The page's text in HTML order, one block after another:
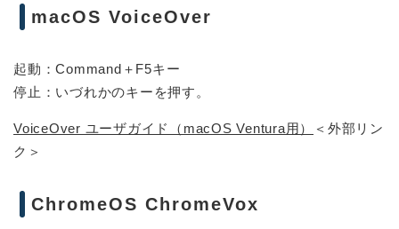
macOS VoiceOver
起動：Command＋F5キー
停止：いづれかのキーを押す。
VoiceOver ユーザガイド（macOS Ventura用）
＜外部リン
ク＞
ChromeOS ChromeVox